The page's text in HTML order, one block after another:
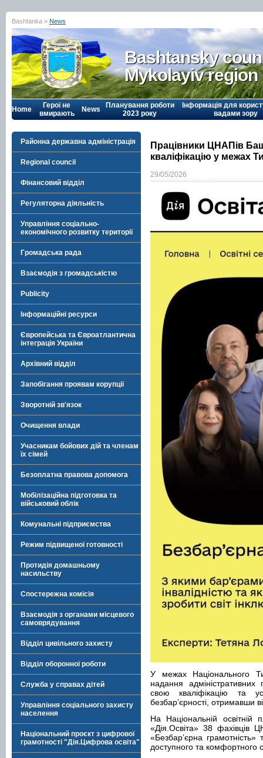
Bashtanka » News
Bashtansky
Mykolayiv region
Home
Герої не
вмирають
News
Планування роботи
2023 року
Інформація для
вадами зору
Районна державна адміністрація
Regional council
Фінансовий відділ
Регуляторна діяльність
Управління соціально-
економічного розвитку території
Громадська рада
Взаємодія з громадськістю
Publicity
Інформаційні ресурси
Європейська та Євроатлантична
інтеграція України
Архівний відділ
Запобігання проявам корупції
Зворотній зв'язок
Очищення влади
Учасникам бойових дій та членам
їх сімей
Безоплатна правова допомога
Мобілізаційна підготовка та
військовий облік
Комунальні підприємства
Режим підвищеної готовності
Протидія домашньому
насильству
Спостережна комісія
Взаємодія з органами місцевого
самоврядування
Відділ цивільного захисту
Відділ оборонної роботи
Служба у справах дітей
Управління соціального захисту
населення
Національний проєкт з цифрової
грамотності "Дія.Цифрова освіта"
Працівники ЦНАПів
кваліфікацію у межах
29/05/2026
У межах Національного
надання
свою кваліфікацію та
безбар’єрності, отримавши
На Національній освітній
«Дія.Освіта» 38 фахівців
«Безбар’єрна
доступного та комфортного